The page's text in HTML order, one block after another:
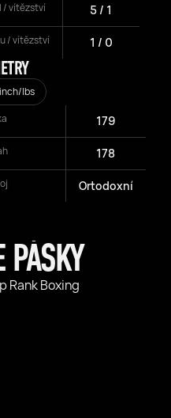
/ vítězství 5 / 1
/ vítězství 1 / 0
inch/lbs
179
178
Ortodoxní
PÁSKY
Rank Boxing